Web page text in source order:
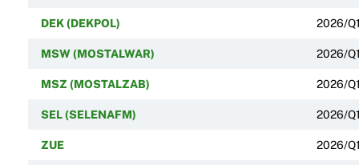
DEK (DEKPOL) 2026/Q1
MSW (MOSTALWAR) 2026/Q1
MSZ (MOSTALZAB) 2026/Q1
SEL (SELENAFM) 2026/Q1
ZUE 2026/Q1